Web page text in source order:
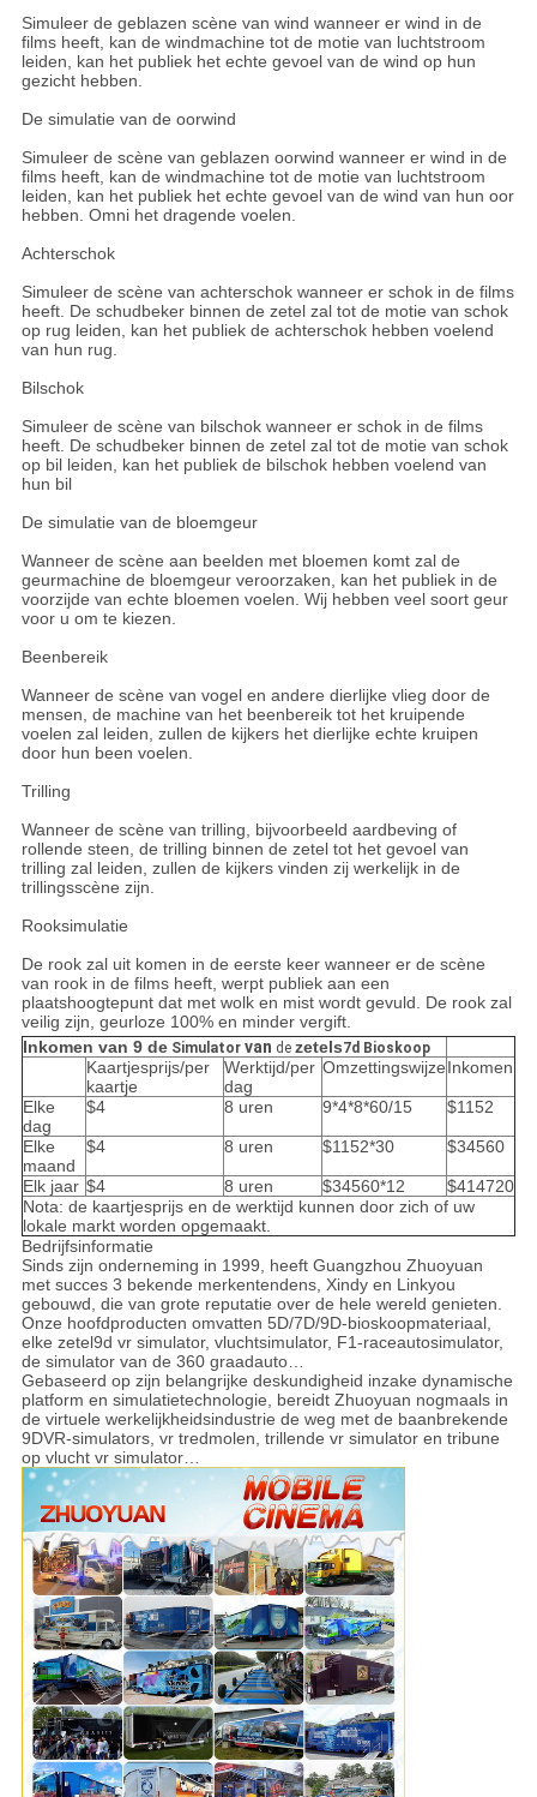
Simuleer de geblazen scène van wind wanneer er wind in de
films heeft, kan de windmachine tot de motie van luchtstroom
leiden, kan het publiek het echte gevoel van de wind op hun
gezicht hebben.
De simulatie van de oorwind
Simuleer de scène van geblazen oorwind wanneer er wind in de
films heeft, kan de windmachine tot de motie van luchtstroom
leiden, kan het publiek het echte gevoel van de wind van hun oor
hebben. Omni het dragende voelen.
Achterschok
Simuleer de scène van achterschok wanneer er schok in de films
heeft. De schudbeker binnen de zetel zal tot de motie van schok
op rug leiden, kan het publiek de achterschok hebben voelend
van hun rug.
Bilschok
Simuleer de scène van bilschok wanneer er schok in de films
heeft. De schudbeker binnen de zetel zal tot de motie van schok
op bil leiden, kan het publiek de bilschok hebben voelend van
hun bil
De simulatie van de bloemgeur
Wanneer de scène aan beelden met bloemen komt zal de
geurmachine de bloemgeur veroorzaken, kan het publiek in de
voorzijde van echte bloemen voelen. Wij hebben veel soort geur
voor u om te kiezen.
Beenbereik
Wanneer de scène van vogel en andere dierlijke vlieg door de
mensen, de machine van het beenbereik tot het kruipende
voelen zal leiden, zullen de kijkers het dierlijke echte kruipen
door hun been voelen.
Trilling
Wanneer de scène van trilling, bijvoorbeeld aardbeving of
rollende steen, de trilling binnen de zetel tot het gevoel van
trilling zal leiden, zullen de kijkers vinden zij werkelijk in de
trillingsscène zijn.
Rooksimulatie
De rook zal uit komen in de eerste keer wanneer er de scène
van rook in de films heeft, werpt publiek aan een
plaatshoogtepunt dat met wolk en mist wordt gevuld. De rook zal
veilig zijn, geurloze 100% en minder vergift.
Inkomen van 9 deSimulatorvan de zetels7d Bioskoop
Kaartjesprijs/per
kaartje
Werktijd/per
dag
OmzettingswijzeInkomen
Elke
dag
$4 8 uren 9*4*8*60/15 $1152
Elke
maand
$4 8 uren $1152*30 $34560
Elk jaar $4 8 uren $34560*12
$414720
Nota: de kaartjesprijs en de werktijd kunnen door zich of uw
lokale markt worden opgemaakt.
Bedrijfsinformatie
Sinds zijn onderneming in 1999, heeft Guangzhou Zhuoyuan
met succes 3 bekende merkentendens, Xindy en Linkyou
gebouwd, die van grote reputatie over de hele wereld genieten.
Onze hoofdproducten omvatten 5D/7D/9D-bioskoopmateriaal,
elke zetel9d vr simulator, vluchtsimulator, F1-raceautosimulator,
de simulator van de 360 graadauto…
Gebaseerd op zijn belangrijke deskundigheid inzake dynamische
platform en simulatietechnologie, bereidt Zhuoyuan nogmaals in
de virtuele werkelijkheidsindustrie de weg met de baanbrekende
9DVR-simulators, vr tredmolen, trillende vr simulator en tribune
op vlucht vr simulator…